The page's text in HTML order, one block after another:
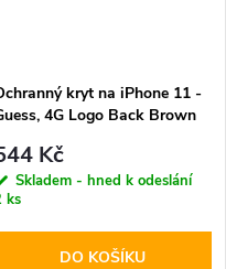
kryt na iPhone 11 -
4G Logo Back Brown
Kč
Skladem - hned k odeslání
ks
DO KOŠÍKU